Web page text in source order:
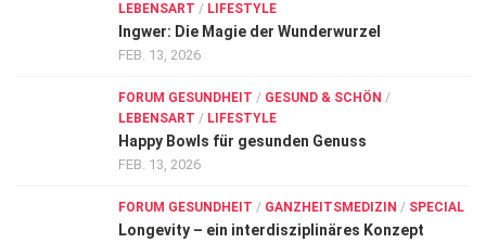
LEBENSART / LIFESTYLE
Ingwer: Die Magie der Wunderwurzel
FEB. 13, 2026
FORUM GESUNDHEIT / GESUND & SCHÖN /
LEBENSART / LIFESTYLE
Happy Bowls für gesunden Genuss
FEB. 13, 2026
FORUM GESUNDHEIT / GANZHEITSMEDIZIN / SPECIAL
Longevity – ein interdisziplinäres Konzept